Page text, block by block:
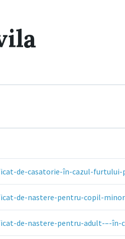
de-casatorie-în-cazul-
de-nastere-pentru-copil-
de-nastere-pentru-adult-–-